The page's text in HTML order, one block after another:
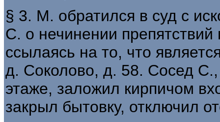
§ 3. М. обратился в суд с
С. о нечинении препятствий
ссылаясь на то, что
д. Соколово, д. 58. Сосед
этаже, заложил кирпичом
закрыл бытовку, отключил